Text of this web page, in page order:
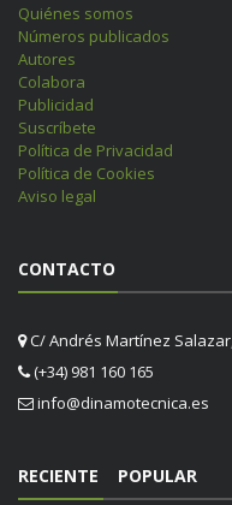
Quiénes somos
Números publicados
Autores
Colabora
Publicidad
Suscríbete
Política de Privacidad
Política de Cookies
Aviso legal
CONTACTO
C/ Andrés Martínez Salazar,
(+34) 981 160 165
info@dinamotecnica.es
RECIENTE POPULAR